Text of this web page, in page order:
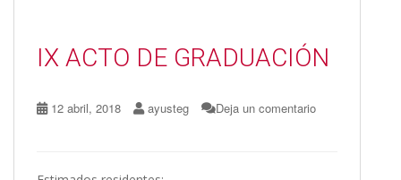
k r
IX ACTO DE GRADUACIÓN
12 abril, 2018 ayusteg Deja un comentario